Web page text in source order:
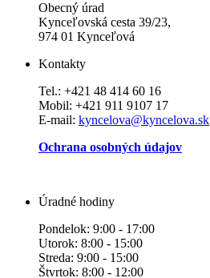
Obecný úrad
Kynceľovská cesta 39/23,
974 01 Kynceľová
Kontakty
Tel.: +421 48 414 60 16
Mobil: +421 911 9107 17
E-mail: kyncelova@kyncelova.sk
Ochrana osobných údajov
Úradné hodiny
Pondelok: 9:00 - 17:00
Utorok: 8:00 - 15:00
Streda: 9:00 - 15:00
Štvrtok: 8:00 - 12:00